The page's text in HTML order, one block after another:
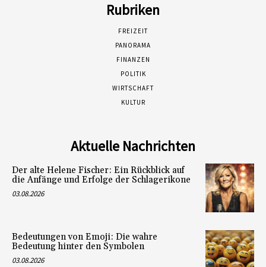
Rubriken
FREIZEIT
PANORAMA
FINANZEN
POLITIK
WIRTSCHAFT
KULTUR
Aktuelle Nachrichten
Der alte Helene Fischer: Ein Rückblick auf
die Anfänge und Erfolge der Schlagerikone
03.08.2026
Bedeutungen von Emoji: Die wahre
Bedeutung hinter den Symbolen
03.08.2026